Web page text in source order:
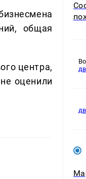
общая
центра,
оценили